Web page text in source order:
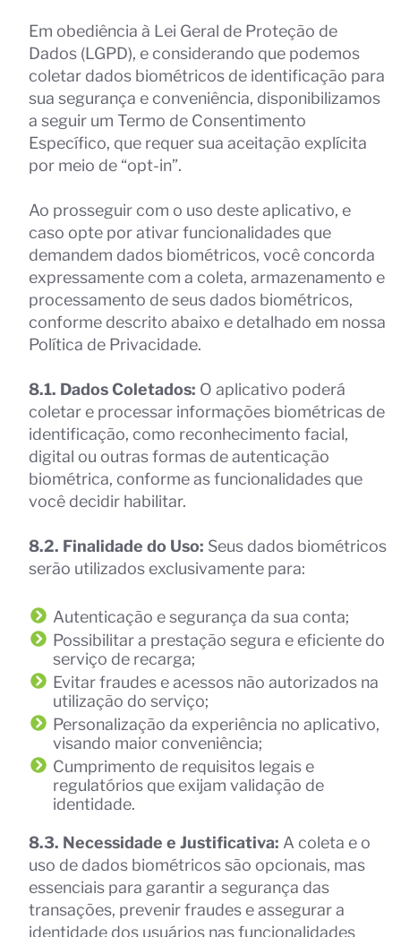
Em obediência à Lei Geral de Proteção de
Dados (LGPD), e considerando que podemos
coletar dados biométricos de identificação para
sua segurança e conveniência, disponibilizamos
a seguir um Termo de Consentimento
Específico, que requer sua aceitação explícita
por meio de “opt-in”.
Ao prosseguir com o uso deste aplicativo, e
caso opte por ativar funcionalidades que
demandem dados biométricos, você concorda
expressamente com a coleta, armazenamento e
processamento de seus dados biométricos,
conforme descrito abaixo e detalhado em nossa
Política de Privacidade.
8.1. Dados Coletados: O aplicativo poderá
coletar e processar informações biométricas de
identificação, como reconhecimento facial,
digital ou outras formas de autenticação
biométrica, conforme as funcionalidades que
você decidir habilitar.
8.2. Finalidade do Uso: Seus dados biométricos
serão utilizados exclusivamente para:
Autenticação e segurança da sua conta;
Possibilitar a prestação segura e eficiente do
serviço de recarga;
Evitar fraudes e acessos não autorizados na
utilização do serviço;
Personalização da experiência no aplicativo,
visando maior conveniência;
Cumprimento de requisitos legais e
regulatórios que exijam validação de
identidade.
8.3. Necessidade e Justificativa: A coleta e o
uso de dados biométricos são opcionais, mas
essenciais para garantir a segurança das
transações, prevenir fraudes e assegurar a
identidade dos usuários nas funcionalidades